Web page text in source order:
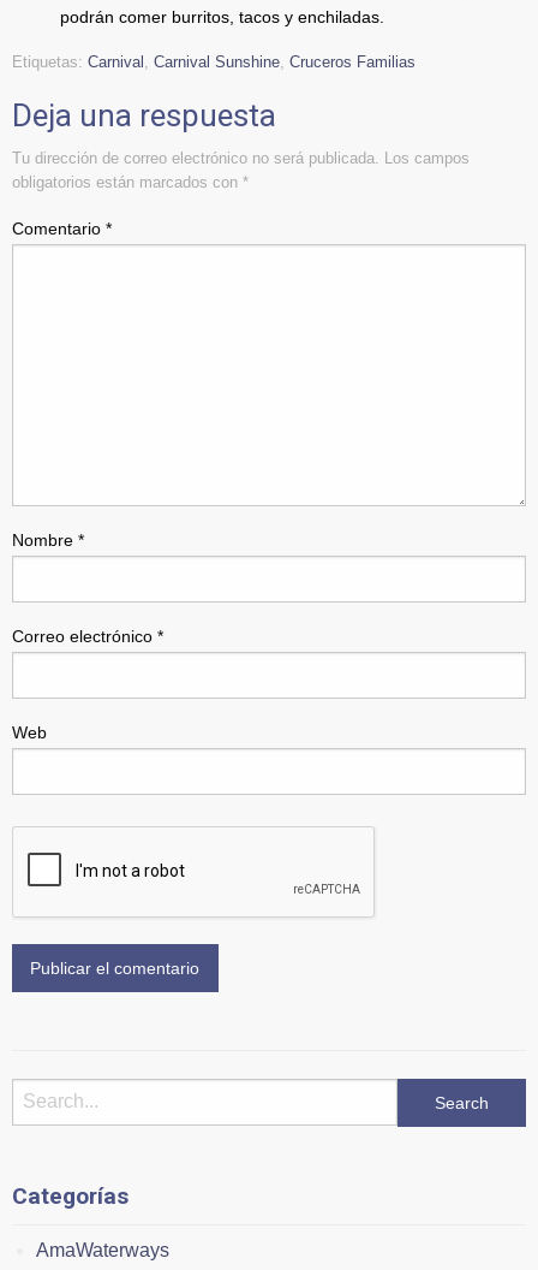
podrán comer burritos, tacos y enchiladas.
Etiquetas: Carnival Carnival Sunshine Cruceros Familias
Deja una respuesta
Tu dirección de correo electrónico no será publicada.
Los campos
obligatorios están marcados con *
Comentario *
Nombre *
Correo electrónico *
Web
Categorías
AmaWaterways